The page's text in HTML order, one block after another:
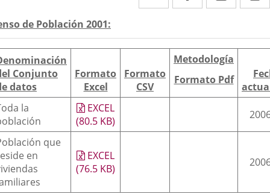
a
aplicación
externa.
a
aplicación
externa.
a
de Población 2001:
Conjunto
datos
Formato
Excel
Formato
CSV
Metodología
Formato Pdf
la
EXCEL
(80.5 KB)
que
en
EXCEL
(76.5 KB)